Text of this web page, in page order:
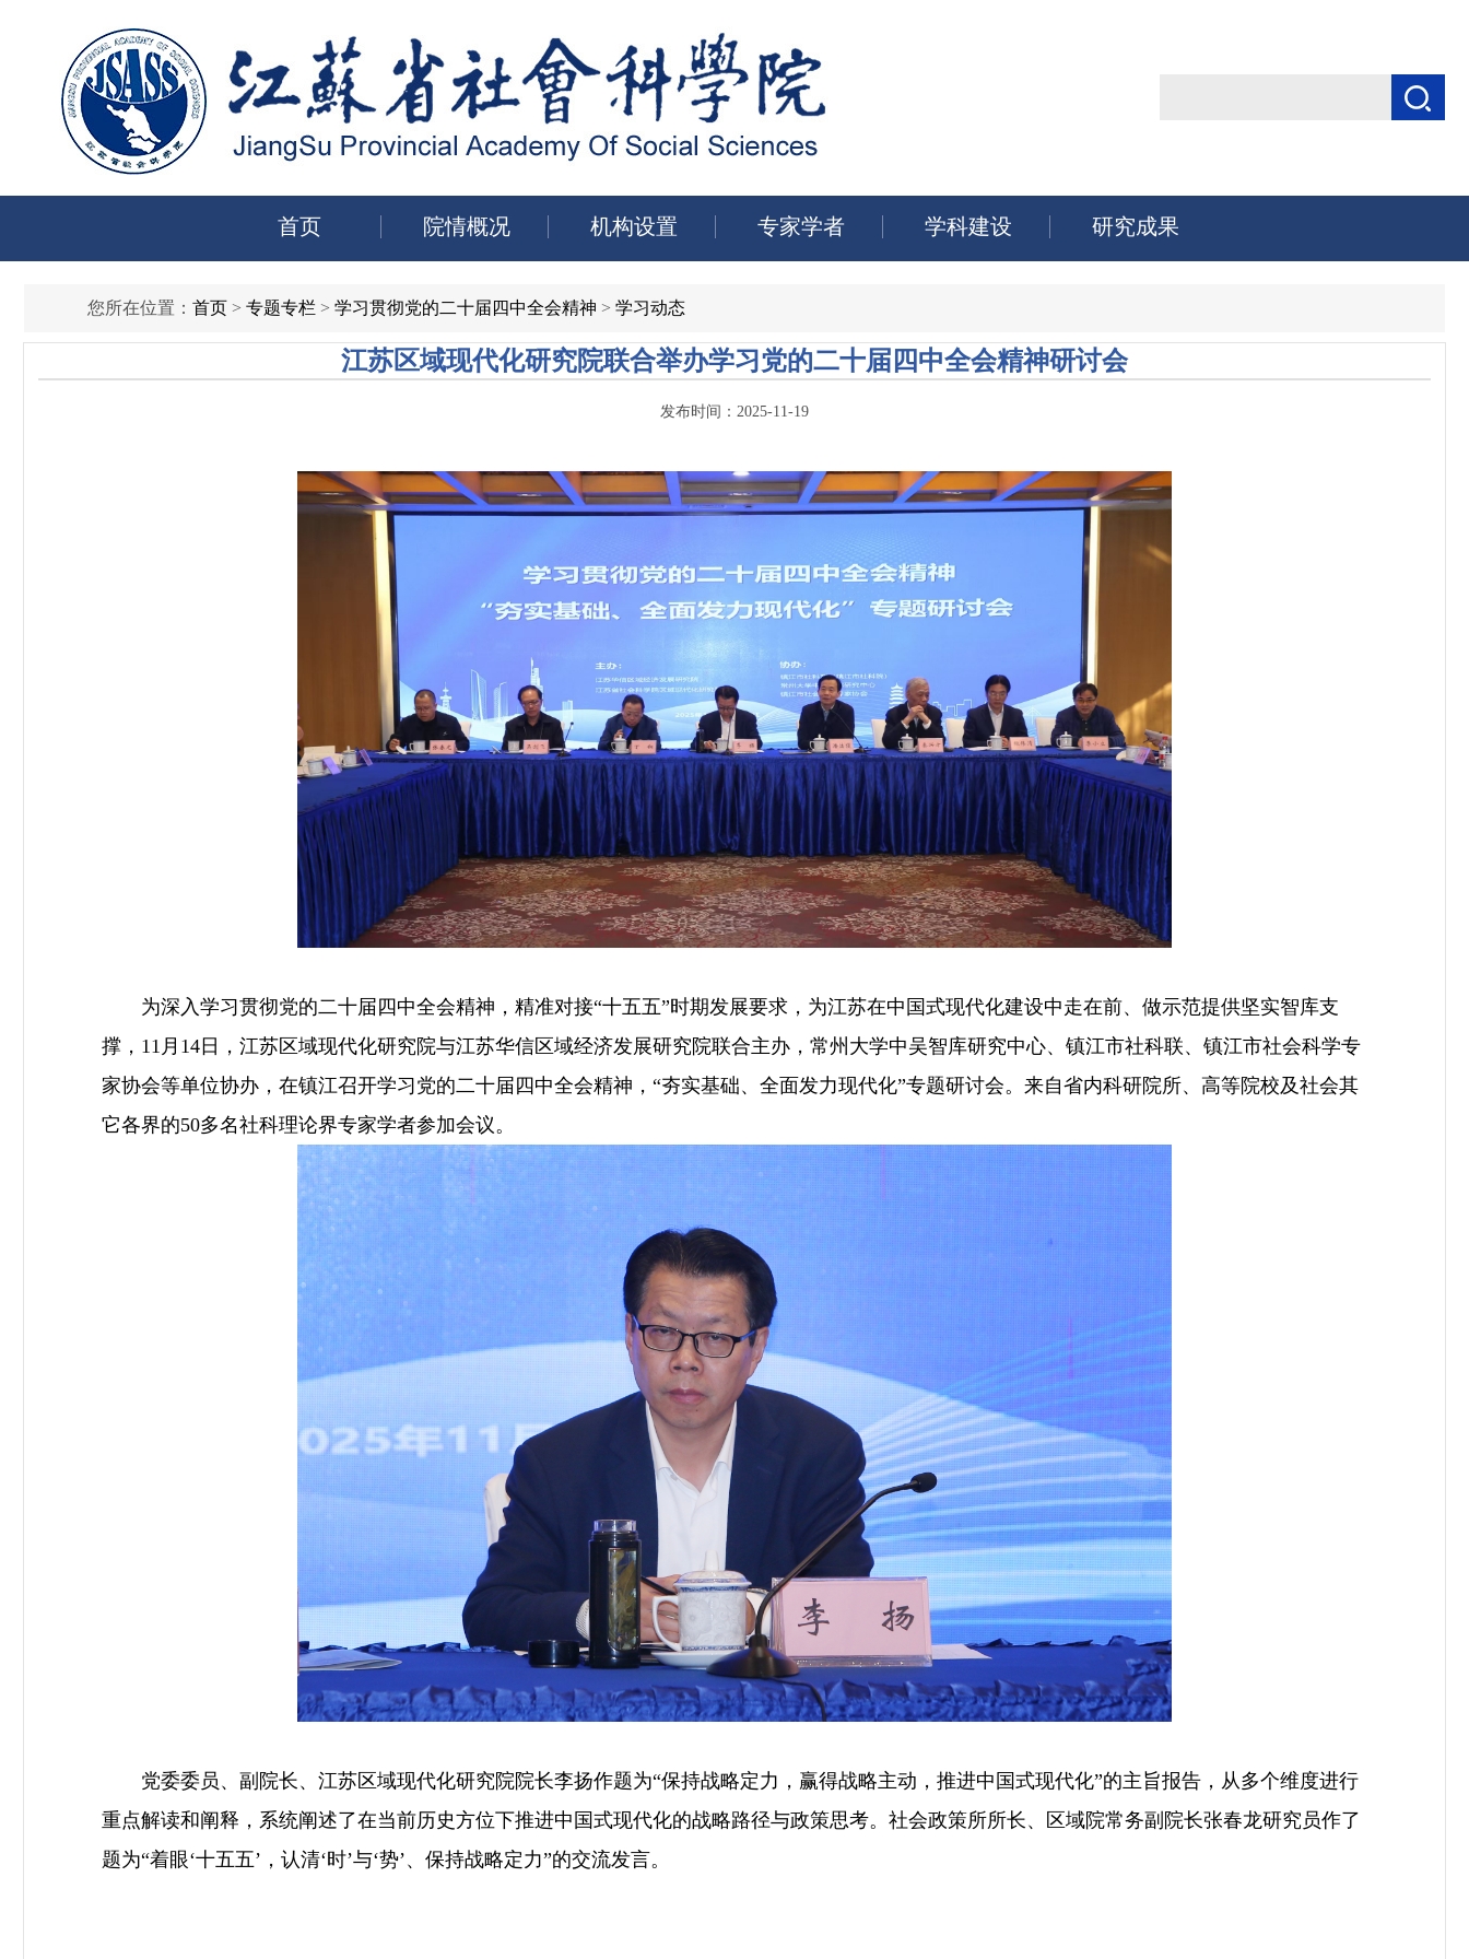
首页 院情概况 机构设置 专家学者 学科建设 研究成果
您所在位置： 首页 > 专题专栏 > 学习贯彻党的二十届四中全会精神 > 学习动态
江苏区域现代化研究院联合举办学习党的二十届四中全会精神研讨会
发布时间：2025-11-19
为深入学习贯彻党的二十届四中全会精神，精准对接“十五五”时期发展要求，为江苏在中国式现代化建设中走在前、做示范提供坚实智库支
撑，11月14日，江苏区域现代化研究院与江苏华信区域经济发展研究院联合主办，常州大学中吴智库研究中心、镇江市社科联、镇江市社会科学专
家协会等单位协办，在镇江召开学习党的二十届四中全会精神，“夯实基础、全面发力现代化”专题研讨会。来自省内科研院所、高等院校及社会其
它各界的50多名社科理论界专家学者参加会议。
党委委员、副院长、江苏区域现代化研究院院长李扬作题为“保持战略定力，赢得战略主动，推进中国式现代化”的主旨报告，从多个维度进行
重点解读和阐释，系统阐述了在当前历史方位下推进中国式现代化的战略路径与政策思考。社会政策所所长、区域院常务副院长张春龙研究员作了
题为“着眼‘十五五’，认清‘时’与‘势’、保持战略定力”的交流发言。